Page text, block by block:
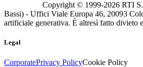
Copyright © 1999-2026 RTI
Bassi) - Uffici Viale Europa 46, 20093
artificiale generativa. È altresì fatto divieto
Legal
CorporatePrivacy PolicyCookie Policy